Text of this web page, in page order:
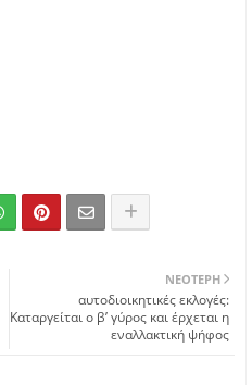
ΝΕΌΤΕΡΗ
αυτοδιοικητικές εκλογές:
Καταργείται ο β’ γύρος και έρχεται η
εναλλακτική ψήφος